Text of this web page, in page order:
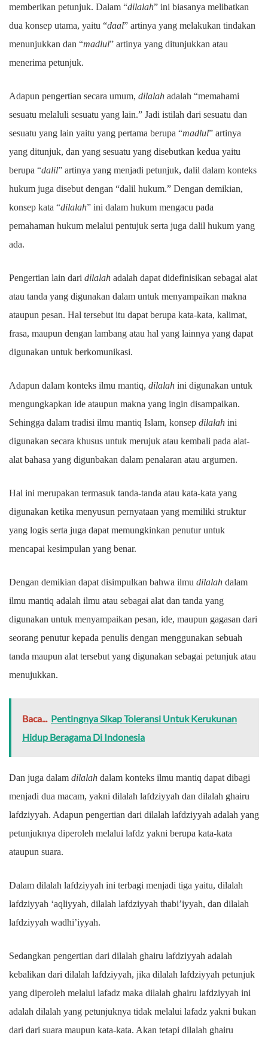
memberikan petunjuk. Dalam “dilalah” ini biasanya melibatkan
dua konsep utama, yaitu “daal” artinya yang melakukan tindakan
menunjukkan dan “madlul” artinya yang ditunjukkan atau
menerima petunjuk.
Adapun pengertian secara umum, dilalah adalah “memahami
sesuatu melaluli sesuatu yang lain.” Jadi istilah dari sesuatu dan
sesuatu yang lain yaitu yang pertama berupa “madlul” artinya
yang ditunjuk, dan yang sesuatu yang disebutkan kedua yaitu
berupa “dalil” artinya yang menjadi petunjuk, dalil dalam konteks
hukum juga disebut dengan “dalil hukum.” Dengan demikian,
konsep kata “dilalah” ini dalam hukum mengacu pada
pemahaman hukum melalui pentujuk serta juga dalil hukum yang
ada.
Pengertian lain dari dilalah adalah dapat didefinisikan sebagai alat
atau tanda yang digunakan dalam untuk menyampaikan makna
ataupun pesan. Hal tersebut itu dapat berupa kata-kata, kalimat,
frasa, maupun dengan lambang atau hal yang lainnya yang dapat
digunakan untuk berkomunikasi.
Adapun dalam konteks ilmu mantiq, dilalah ini digunakan untuk
mengungkapkan ide ataupun makna yang ingin disampaikan.
Sehingga dalam tradisi ilmu mantiq Islam, konsep dilalah ini
digunakan secara khusus untuk merujuk atau kembali pada alat-
alat bahasa yang digunbakan dalam penalaran atau argumen.
Hal ini merupakan termasuk tanda-tanda atau kata-kata yang
digunakan ketika menyusun pernyataan yang memiliki struktur
yang logis serta juga dapat memungkinkan penutur untuk
mencapai kesimpulan yang benar.
Dengan demikian dapat disimpulkan bahwa ilmu dilalah dalam
ilmu mantiq adalah ilmu atau sebagai alat dan tanda yang
digunakan untuk menyampaikan pesan, ide, maupun gagasan dari
seorang penutur kepada penulis dengan menggunakan sebuah
tanda maupun alat tersebut yang digunakan sebagai petunjuk atau
menujukkan.
Baca... Pentingnya Sikap Toleransi Untuk Kerukunan
Hidup Beragama Di Indonesia
Dan juga dalam dilalah dalam konteks ilmu mantiq dapat dibagi
menjadi dua macam, yakni dilalah lafdziyyah dan dilalah ghairu
lafdziyyah. Adapun pengertian dari dilalah lafdziyyah adalah yang
petunjuknya diperoleh melalui lafdz yakni berupa kata-kata
ataupun suara.
Dalam dilalah lafdziyyah ini terbagi menjadi tiga yaitu, dilalah
lafdziyyah ‘aqliyyah, dilalah lafdziyyah thabi’iyyah, dan dilalah
lafdziyyah wadhi’iyyah.
Sedangkan pengertian dari dilalah ghairu lafdziyyah adalah
kebalikan dari dilalah lafdziyyah, jika dilalah lafdziyyah petunjuk
yang diperoleh melalui lafadz maka dilalah ghairu lafdziyyah ini
adalah dilalah yang petunjuknya tidak melalui lafadz yakni bukan
dari dari suara maupun kata-kata. Akan tetapi dilalah ghairu